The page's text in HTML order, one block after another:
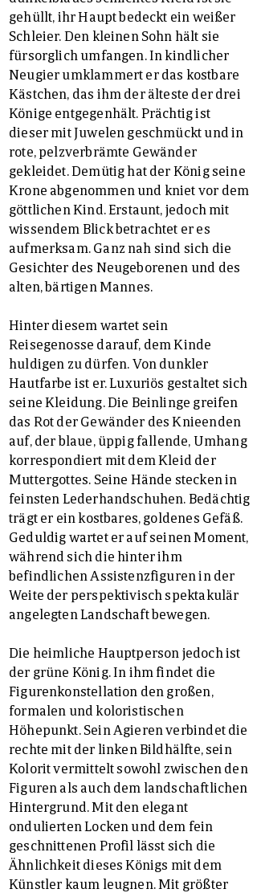
gehüllt, ihr Haupt bedeckt ein weißer
Schleier. Den kleinen Sohn hält sie
fürsorglich umfangen. In kindlicher
Neugier umklammert er das kostbare
Kästchen, das ihm der älteste der drei
Könige entgegenhält. Prächtig ist
dieser mit Juwelen geschmückt und in
rote, pelzverbrämte Gewänder
gekleidet. Demütig hat der König seine
Krone abgenommen und kniet vor dem
göttlichen Kind. Erstaunt, jedoch mit
wissendem Blick betrachtet er es
aufmerksam. Ganz nah sind sich die
Gesichter des Neugeborenen und des
alten, bärtigen Mannes.
Hinter diesem wartet sein
Reisegenosse darauf, dem Kinde
huldigen zu dürfen. Von dunkler
Hautfarbe ist er. Luxuriös gestaltet sich
seine Kleidung. Die Beinlinge greifen
das Rot der Gewänder des Knieenden
auf, der blaue, üppig fallende, Umhang
korrespondiert mit dem Kleid der
Muttergottes. Seine Hände stecken in
feinsten Lederhandschuhen. Bedächtig
trägt er ein kostbares, goldenes Gefäß.
Geduldig wartet er auf seinen Moment,
während sich die hinter ihm
befindlichen Assistenzfiguren in der
Weite der perspektivisch spektakulär
angelegten Landschaft bewegen.
Die heimliche Hauptperson jedoch ist
der grüne König. In ihm findet die
Figurenkonstellation den großen,
formalen und koloristischen
Höhepunkt. Sein Agieren verbindet die
rechte mit der linken Bildhälfte, sein
Kolorit vermittelt sowohl zwischen den
Figuren als auch dem landschaftlichen
Hintergrund. Mit den elegant
ondulierten Locken und dem fein
geschnittenen Profil lässt sich die
Ähnlichkeit dieses Königs mit dem
Künstler kaum leugnen. Mit größter